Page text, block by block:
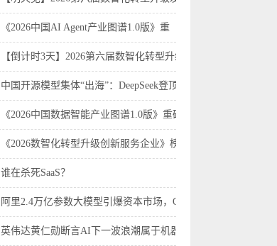
《2026中国AI Agent产业图谱1.0版》重
【倒计时3天】2026第六届数智化转型升级
中国开源模型集体“出海”：DeepSeek登顶
《2026中国数据智能产业图谱1.0版》重磅
《2026数智化转型升级创新服务企业》榜
谁在杀死SaaS？
阿里2.4万亿参数大模型引爆资本市场，Op
英伟达黄仁勋断言AI下一波浪潮属于机器人